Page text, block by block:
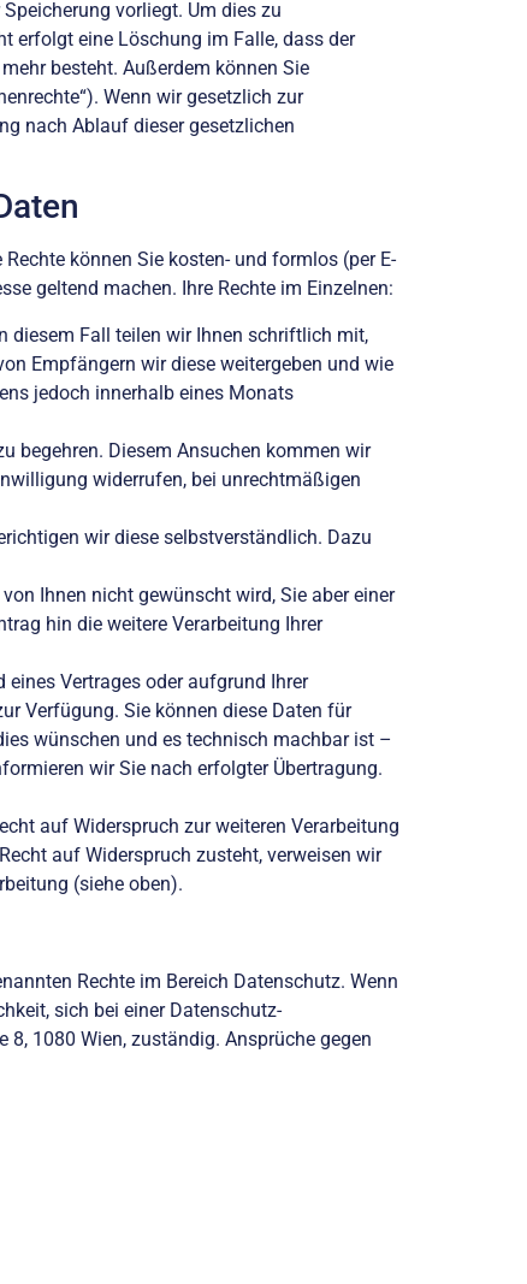
vorliegt. Um dies zu
erfolgt eine Löschung im Falle, dass der
besteht. Außerdem können Sie
Wenn wir gesetzlich zur
nach Ablauf dieser gesetzlichen
können Sie kosten- und formlos (per E-
geltend machen. Ihre Rechte im Einzelnen:
diesem Fall teilen wir Ihnen schriftlich mit,
Empfängern wir diese weitergeben und wie
jedoch innerhalb eines Monats
begehren. Diesem Ansuchen kommen wir
widerrufen, bei unrechtmäßigen
wir diese selbstverständlich. Dazu
Ihnen nicht gewünscht wird, Sie aber einer
hin die weitere Verarbeitung Ihrer
Vertrages oder aufgrund Ihrer
Verfügung. Sie können diese Daten für
wünschen und es technisch machbar ist –
wir Sie nach erfolgter Übertragung.
auf Widerspruch zur weiteren Verarbeitung
auf Widerspruch zusteht, verweisen wir
(siehe oben).
Rechte im Bereich Datenschutz. Wenn
sich bei einer Datenschutz-
1080 Wien, zuständig. Ansprüche gegen